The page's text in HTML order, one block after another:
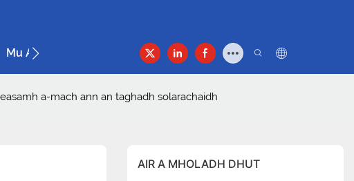
Mu Ar Deidhinn Cuir Fios
a-mach ann an taghadh solarachaidh
AIR A MHOLADH DHUT